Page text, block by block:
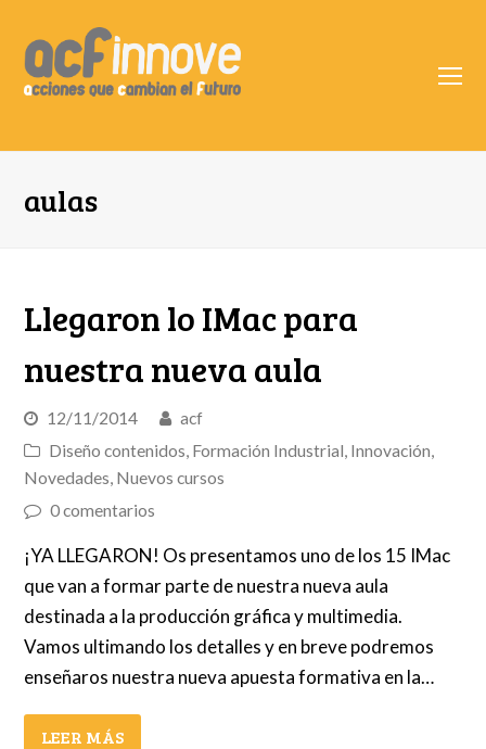
aulas
Llegaron lo IMac para
nuestra nueva aula
12/11/2014
acf
Diseño contenidos, Formación Industrial, Innovación,
Novedades, Nuevos cursos
0 comentarios
¡YA LLEGARON! Os presentamos uno de los 15 IMac
que van a formar parte de nuestra nueva aula
destinada a la producción gráfica y multimedia.
Vamos ultimando los detalles y en breve podremos
enseñaros nuestra nueva apuesta formativa en la…
LEER MÁS